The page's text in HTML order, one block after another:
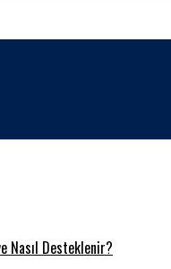
Nasıl Desteklenir?